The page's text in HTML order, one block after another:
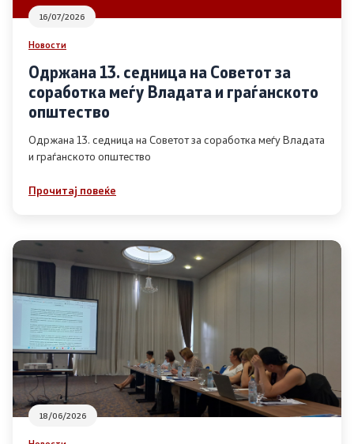
Извештаи
Список на ОЈИ
Контакт
Контакт
Линкови
Изјава за пристапност
Со еден клик до сите услуги
16/07/2026
Новости
Одржана 13. седница на Советот за
соработка меѓу Владата и граѓанското
општество
Одржана 13. седница на Советот за соработка меѓу Владата
и граѓанското општество
Прочитај повеќе
18/06/2026